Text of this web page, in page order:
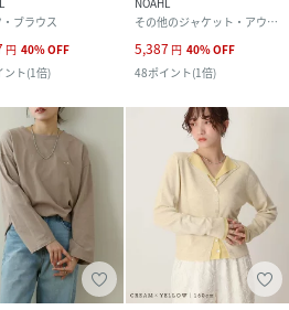
ブラウス
円 40%OFF
ント(1倍)
その他のジャケット・アウター
5,387 円 40%OFF
48ポイント(1倍)